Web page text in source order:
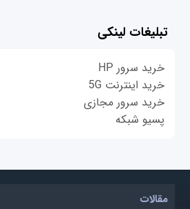
تبلیغات لینکی
خرید سرور HP
خرید اینترنت 5G
خرید سرور مجازی
پسیو شبکه
مقالات